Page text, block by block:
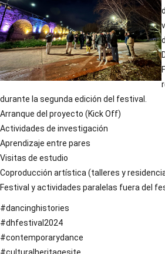
durante la segunda edición del festival.
Arranque del proyecto (Kick Off)
Actividades de investigación
Aprendizaje entre pares
Visitas de estudio
Coproducción artística (talleres y
Festival y actividades paralelas fuera del
#dancinghistories
#dhfestival2024
#contemporarydance